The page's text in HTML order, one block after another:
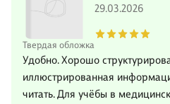
Твердая обложка
29.03.2026
Удобно. Хорошо
иллюстрированная
читать. Для учёбы в